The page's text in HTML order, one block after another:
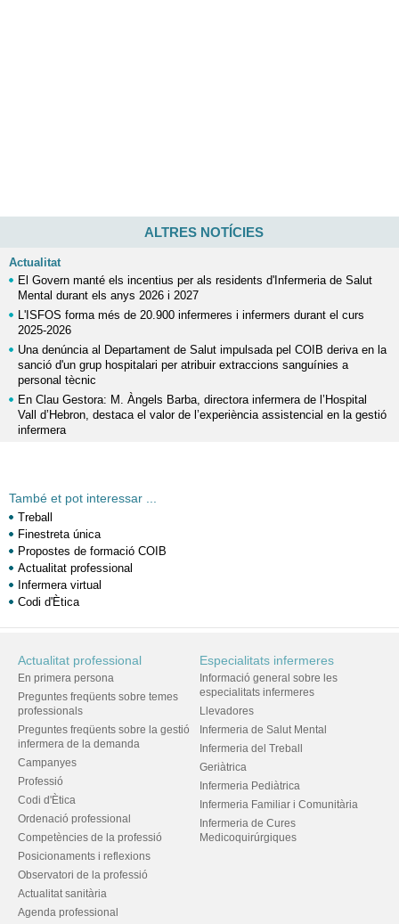
ALTRES NOTÍCIES
Actualitat
El Govern manté els incentius per als residents d'Infermeria de Salut
Mental durant els anys 2026 i 2027
L'ISFOS forma més de 20.900 infermeres i infermers durant el curs
2025-2026
Una denúncia al Departament de Salut impulsada pel COIB deriva en la
sanció d'un grup hospitalari per atribuir extraccions sanguínies a
personal tècnic
En Clau Gestora: M. Àngels Barba, directora infermera de l’Hospital
Vall d’Hebron, destaca el valor de l’experiència assistencial en la gestió
infermera
També et pot interessar ...
Treball
Finestreta única
Propostes de formació COIB
Actualitat professional
Infermera virtual
Codi d'Ètica
Actualitat professional
En primera persona
Preguntes freqüents sobre temes
professionals
Preguntes freqüents sobre la gestió
infermera de la demanda
Campanyes
Professió
Codi d'Ètica
Ordenació professional
Competències de la professió
Posicionaments i reflexions
Observatori de la professió
Actualitat sanitària
Agenda professional
Especialitats infermeres
Informació general sobre les
especialitats infermeres
Llevadores
Infermeria de Salut Mental
Infermeria del Treball
Geriàtrica
Infermeria Pediàtrica
Infermeria Familiar i Comunitària
Infermeria de Cures
Medicoquirúrgiques